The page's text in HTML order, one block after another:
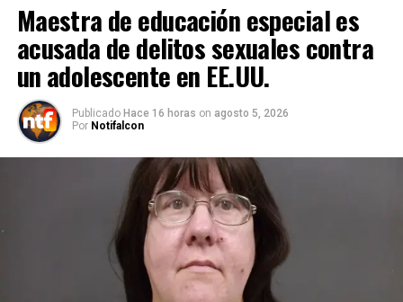
Maestra de educación especial es
acusada de delitos sexuales contra
un adolescente en EE.UU.
Publicado Hace 16 horas on agosto 5, 2026
Por Notifalcon